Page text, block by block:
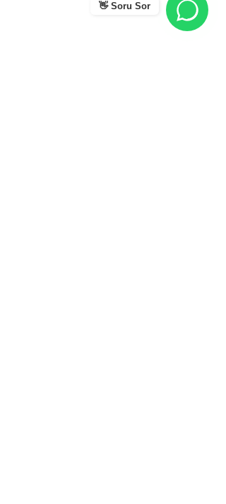
👋 Soru Sor